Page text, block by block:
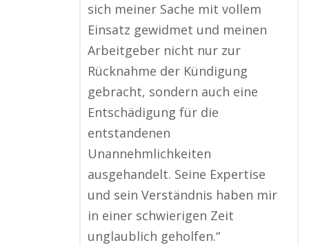
sich meiner Sache mit vollem
Einsatz gewidmet und meinen
Arbeitgeber nicht nur zur
Rücknahme der Kündigung
gebracht, sondern auch eine
Entschädigung für die
entstandenen
Unannehmlichkeiten
ausgehandelt. Seine Expertise
und sein Verständnis haben mir
in einer schwierigen Zeit
unglaublich geholfen.“